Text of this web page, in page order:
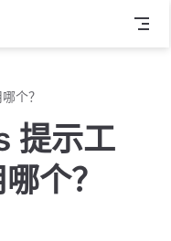
个？
提示工
个？